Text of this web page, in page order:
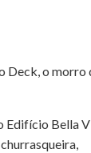
Deck, o morro
Edifício Bella